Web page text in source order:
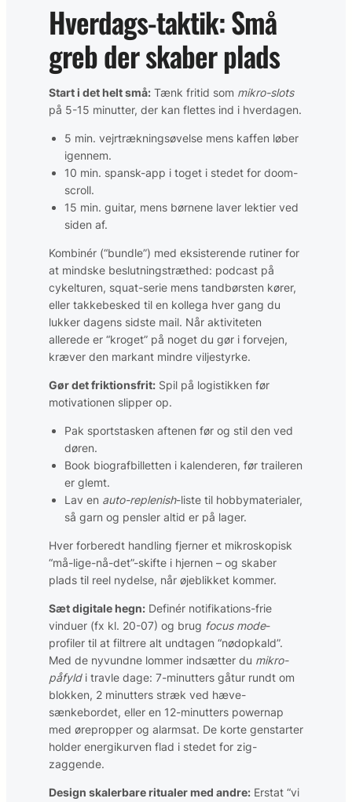
Hverdags‑taktik: Små
greb der skaber plads
Start i det helt små: Tænk fritid som mikro-slots
på 5-15 minutter, der kan flettes ind i hverdagen.
5 min. vejrtrækningsøvelse mens kaffen løber
igennem.
10 min. spansk-app i toget i stedet for doom-
scroll.
15 min. guitar, mens børnene laver lektier ved
siden af.
Kombinér (“bundle”) med eksisterende rutiner for
at mindske beslutnings­træthed: podcast på
cykelturen, squat-serie mens tandbørsten kører,
eller takkebesked til en kollega hver gang du
lukker dagens sidste mail. Når aktiviteten
allerede er “kroget” på noget du gør i forvejen,
kræver den markant mindre viljestyrke.
Gør det friktionsfrit: Spil på logistikken før
motivationen slipper op.
Pak sportstasken aftenen før og stil den ved
døren.
Book biografbilletten i kalenderen, før traileren
er glemt.
Lav en auto-replenish-liste til hobby­materialer,
så garn og pensler altid er på lager.
Hver forberedt handling fjerner et mikroskopisk
“må-lige-nå-det”-skifte i hjernen – og skaber
plads til reel nydelse, når øjeblikket kommer.
Sæt digitale hegn: Definér notifikations-frie
vinduer (fx kl. 20-07) og brug focus mode-
profiler til at filtrere alt undtagen “nødopkald”.
Med de nyvundne lommer indsætter du mikro-
påfyldi travle dage: 7-minutters gåtur rundt om
blokken, 2 minutters stræk ved hæve-
sænkebordet, eller en 12-minutters powernap
med ørepropper og alarmsat. De korte genstarter
holder energikurven flad i stedet for zig-
zaggende.
Design skalerbare ritualer med andre: Erstat “vi